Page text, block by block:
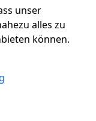
unser
alles zu
können.